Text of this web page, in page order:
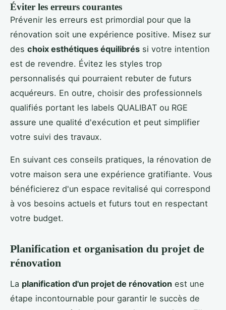
Éviter les erreurs courantes
Prévenir les erreurs est primordial pour que la
rénovation soit une expérience positive. Misez sur
des choix esthétiques équilibrés si votre intention
est de revendre. Évitez les styles trop
personnalisés qui pourraient rebuter de futurs
acquéreurs. En outre, choisir des professionnels
qualifiés portant les labels QUALIBAT ou RGE
assure une qualité d'exécution et peut simplifier
votre suivi des travaux.
En suivant ces conseils pratiques, la rénovation de
votre maison sera une expérience gratifiante. Vous
bénéficierez d'un espace revitalisé qui correspond
à vos besoins actuels et futurs tout en respectant
votre budget.
Planification et organisation du projet de
rénovation
La planification d'un projet de rénovation est une
étape incontournable pour garantir le succès de